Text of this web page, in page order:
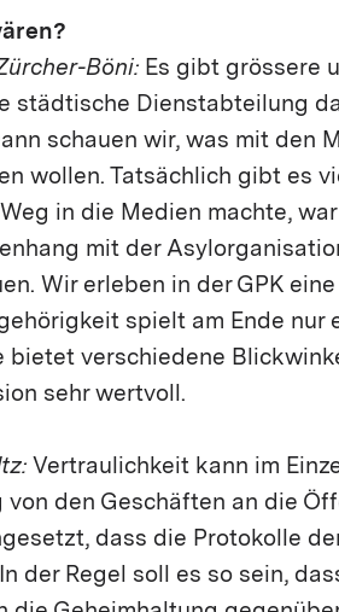
Böni: Es gibt grössere
städtische Dienstabteilung
schauen wir, was mit den
wollen. Tatsächlich gibt es
in die Medien machte,
mit der
Wir erleben in der GPK
spielt am Ende nur
bietet verschiedene
sehr wertvoll.
Vertraulichkeit kann im
von den Geschäften an die
dass die Protokolle
der Regel soll es so sein,